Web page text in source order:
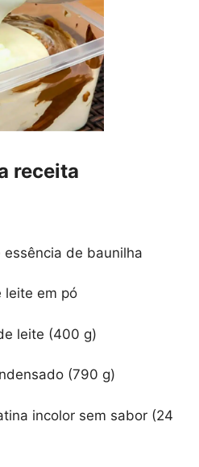
receita
de baunilha
leite em pó
leite (400 g)
(790 g)
incolor sem sabor (24